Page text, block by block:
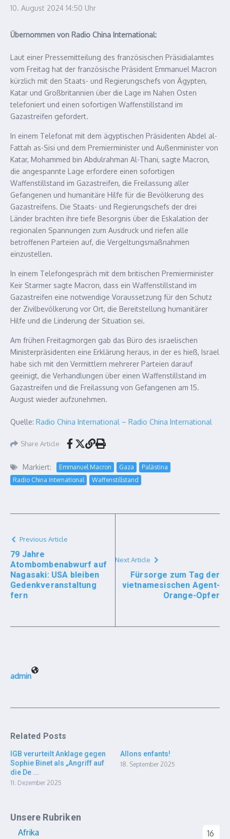
10. August 2024 14:50 Uhr
Übernommen von Radio China International:
Laut einer Pressemitteilung des französischen Präsidialamtes
vom Freitag hat der französische Präsident Emmanuel Macron
kürzlich mit den Staats- und Regierungschefs von Ägypten,
Katar und Großbritannien über die Lage im Nahen Osten
telefoniert und einen sofortigen Waffenstillstand im
Gazastreifen gefordert.
In einem Telefonat mit dem ägyptischen Präsidenten Abdel al-
Fattah as-Sisi und dem Premierminister und Außenminister von
Katar, Mohammed bin Abdulrahman Al-Thani, sagte Macron,
die angespannte Lage erfordere einen sofortigen
Waffenstillstand im Gazastreifen, die Freilassung aller
Gefangenen und humanitäre Hilfe für die Bevölkerung des
Gazastreifens. Die Staats- und Regierungschefs der drei
Länder brachten ihre tiefe Besorgnis über die Eskalation der
regionalen Spannungen zum Ausdruck und riefen alle
betroffenen Parteien auf, die Vergeltungsmaßnahmen
einzustellen.
In einem Telefongespräch mit dem britischen Premierminister
Keir Starmer sagte Macron, dass ein Waffenstillstand im
Gazastreifen eine notwendige Voraussetzung für den Schutz
der Zivilbevölkerung vor Ort, die Bereitstellung humanitärer
Hilfe und die Linderung der Situation sei.
Am frühen Freitagmorgen gab das Büro des israelischen
Ministerpräsidenten eine Erklärung heraus, in der es hieß, Israel
habe sich mit den Vermittlern mehrerer Parteien darauf
geeinigt, die Verhandlungen über einen Waffenstillstand im
Gazastreifen und die Freilassung von Gefangenen am 15.
August wieder aufzunehmen.
Quelle: Radio China International – Radio China International
Share Article
Markiert: Emmanuel Macron Gaza
Palästina
Radio China International
Waffenstillstand
Previous Article
79 Jahre
Atombombenabwurf auf
Nagasaki: USA bleiben
Gedenkveranstaltung
fern
Next Article
Fürsorge zum Tag der
vietnamesischen Agent-
Orange-Opfer
admin
Related Posts
IGB verurteilt Anklage gegen
Sophie Binet als „Angriff auf
die De ...
11. Dezember 2025
Allons enfants!
18. September 2025
Unsere Rubriken
Afrika
16